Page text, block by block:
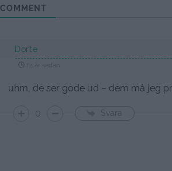
COMMENT
Dorte
14 år sedan
uhm, de ser gode ud – dem må jeg
0 Svara